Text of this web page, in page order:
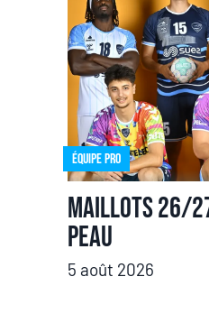
Équipe pro
Maillots 26/
peau
5 août 2026